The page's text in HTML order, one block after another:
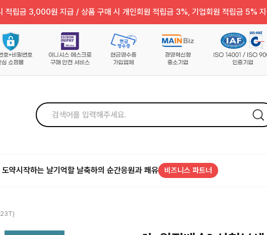
적립금 3,000원 지급 / 상품 구매 시 개인회원 적립금 3%, 기업회원 적립금 5%
도약시작하는 날기억할 날축하의 순간응원과 쾌유 비즈니스 파트너